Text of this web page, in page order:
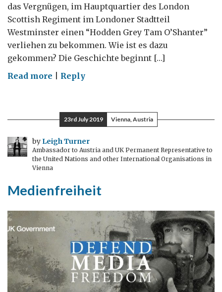
das Vergnügen, im Hauptquartier des London
Scottish Regiment im Londoner Stadtteil
Westminster einen “Hodden Grey Tam O’Shanter”
verliehen zu bekommen. Wie ist es dazu
gekommen? Die Geschichte beginnt […]
Read more on
O’Shanter-
Mütze
in
Wien
Reply
23rd July 2019 Vienna, Austria
by Leigh Turner
Ambassador to Austria and UK Permanent Representative to
the United Nations and other International Organisations in
Vienna
Medienfreiheit